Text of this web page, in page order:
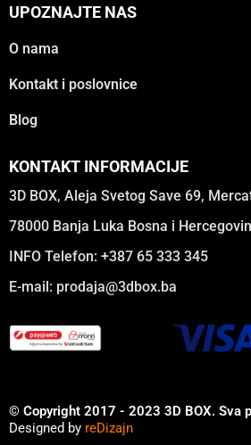
UPOZNAJTE NAS
O nama
Kontakt i poslovnice
Blog
KONTAKT INFORMACIJE
3D BOX, Aleja Svetog Save 69,
78000 Banja Luka Bosna i
INFO Telefon: +387 65 333 345
E-mail: prodaja@3dbox.ba
© Copyright 2017 - 2023 3D BOX. Sva
Designed by reDizajn